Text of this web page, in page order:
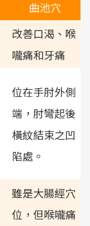
曲池穴
改善口渴、喉
嚨痛和牙痛
位在手肘外側
端，肘彎起後
橫紋結束之凹
陷處。
雖是大腸經穴
位，但喉嚨痛